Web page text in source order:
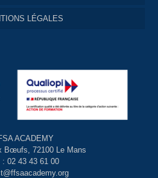
LÉGALES
ACADEMY
Bœufs, 72100 Le Mans
: 02 43 43 61 00